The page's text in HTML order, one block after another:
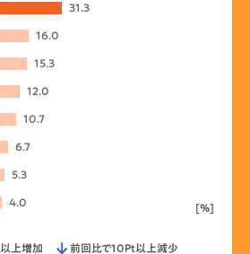
31.3
16.0
15.3
12.0
10.7
6.7
5.3
4.0 [%]
上増加 前回比で10Pt以上減少